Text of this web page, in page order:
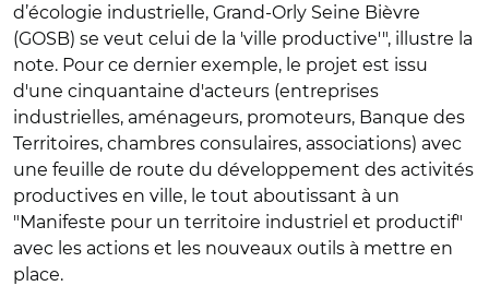
d’écologie industrielle, Grand-Orly Seine Bièvre
(GOSB) se veut celui de la 'ville productive'", illustre la
note. Pour ce dernier exemple, le projet est issu
d'une cinquantaine d'acteurs (entreprises
industrielles, aménageurs, promoteurs, Banque des
Territoires, chambres consulaires, associations) avec
une feuille de route du développement des activités
productives en ville, le tout aboutissant à un
"Manifeste pour un territoire industriel et productif"
avec les actions et les nouveaux outils à mettre en
place.